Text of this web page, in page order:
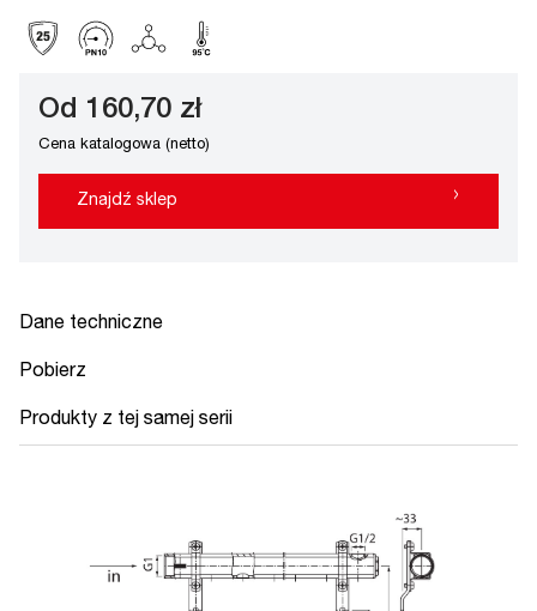
Od 160,70 zł
Cena katalogowa (netto)
Znajdź sklep ›
Dane techniczne
Pobierz
Produkty z tej samej serii